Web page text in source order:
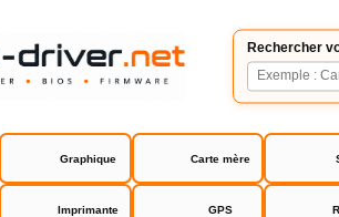
Rechercher
Graphique Carte mère
Imprimante GPS